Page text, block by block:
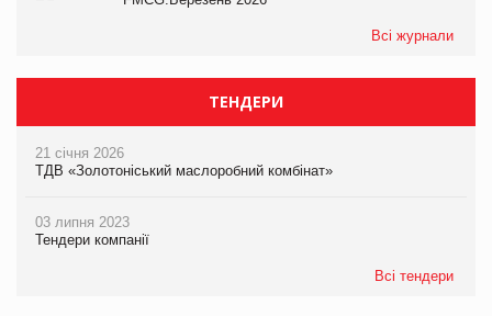
Всі журнали
ТЕНДЕРИ
21 січня 2026
ТДВ «Золотоніський маслоробний комбінат»
03 липня 2023
Тендери компанії
Всі тендери